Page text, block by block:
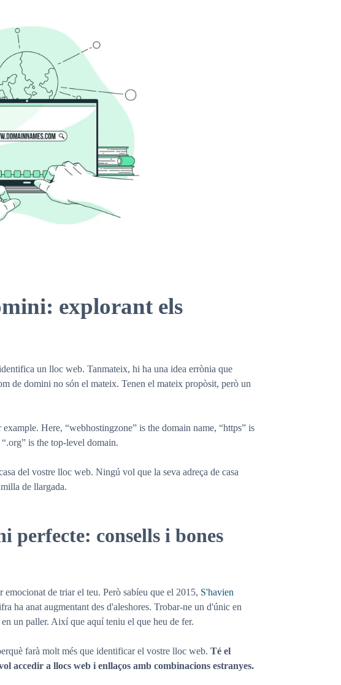
explorant els
un lloc web. Tanmateix, hi ha una idea errònia que
de domini no són el mateix. Tenen el mateix propòsit, però un
example. Here, “webhostingzone” is the domain name, “https” is
is the top-level domain.
del vostre lloc web. Ningú vol que la seva adreça de casa
de llargada.
perfecte: consells i bones
de triar el teu. Però sabíeu que el 2015, S'havien
ha anat augmentant des d'aleshores. Trobar-ne un d'únic en
un paller. Així que aquí teniu el que heu de fer.
farà molt més que identificar el vostre lloc web. Té el
accedir a llocs web i enllaços amb combinacions estranyes.